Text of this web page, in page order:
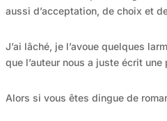
aussi d’acceptation, de choix et
J’ai lâché, je l’avoue quelques
que l’auteur nous a juste écrit une
Alors si vous êtes dingue de